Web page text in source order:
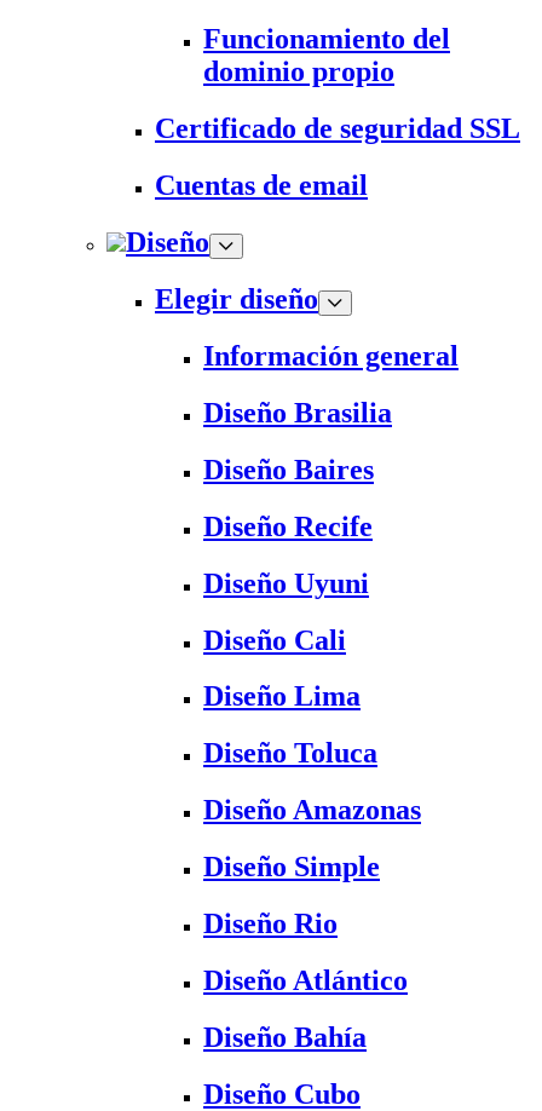
Funcionamiento del
dominio propio
Certificado de seguridad SSL
Cuentas de email
Diseño
Elegir diseño
Información general
Diseño Brasilia
Diseño Baires
Diseño Recife
Diseño Uyuni
Diseño Cali
Diseño Lima
Diseño Toluca
Diseño Amazonas
Diseño Simple
Diseño Rio
Diseño Atlántico
Diseño Bahía
Diseño Cubo